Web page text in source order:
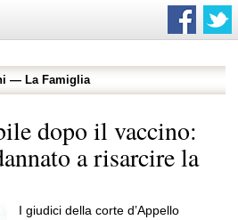
— La Famiglia
dopo il vaccino:
a risarcire la
I giudici della corte d’Appello